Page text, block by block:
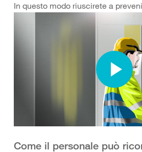
In questo modo riuscirete a